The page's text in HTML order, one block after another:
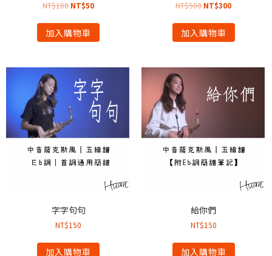
NT$100 NT$50
加入購物車
NT$500 NT$300
加入購物車
字字句句
NT$150
加入購物車
給你們
NT$150
加入購物車